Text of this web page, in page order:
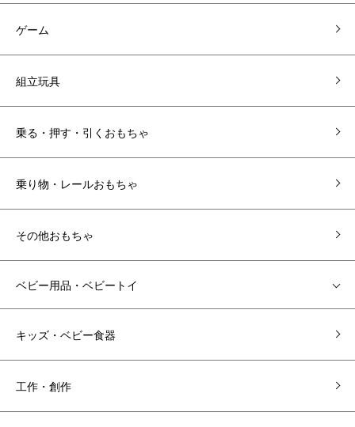
ゲーム
組立玩具
乗る・押す・引くおもちゃ
乗り物・レールおもちゃ
その他おもちゃ
ベビー用品・ベビートイ
キッズ・ベビー食器
工作・創作